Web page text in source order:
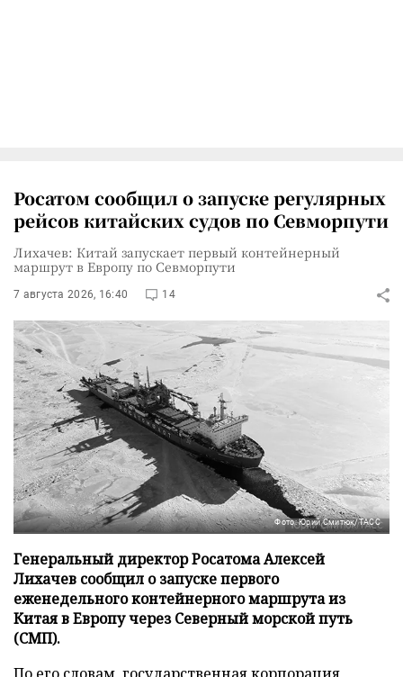
Росатом сообщил о запуске регулярных
рейсов китайских судов по Севморпути
Лихачев: Китай запускает первый контейнерный
маршрут в Европу по Севморпути
7 августа 2026, 16:40 14
Фото: Юрий Смитюк/ТАСС
Генеральный директор Росатома Алексей
Лихачев сообщил о запуске первого
еженедельного контейнерного маршрута из
Китая в Европу через Северный морской путь
(СМП).